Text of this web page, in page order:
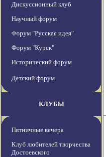
Дискуссионный клуб
Научный форум
Форум "Русская идея"
Форум "Курск"
Исторический форум
Детский форум
КЛУБЫ
Пятничные вечера
Клуб любителей творчества
Достоевского